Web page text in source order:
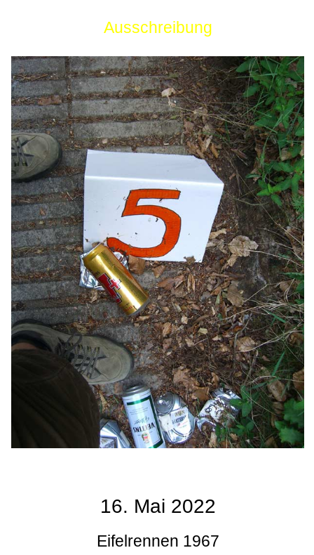
Ausschreibung
16. Mai 2022
Eifelrennen 1967